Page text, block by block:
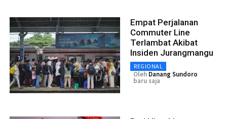
Empat Perjalanan
Commuter Line
Terlambat Akibat
Insiden Jurangmangu
REGIONAL
Oleh Danang Sundoro
baru saja